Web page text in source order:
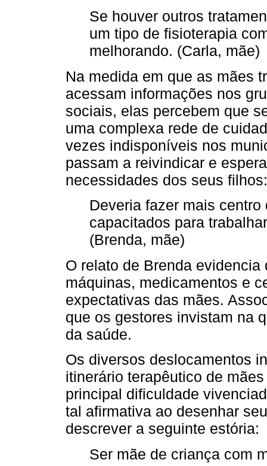
Se houver outros
um tipo de fisioterapia
melhorando. (Carla, mãe)
Na medida em que as mães
acessam informações nos
sociais, elas percebem que
uma complexa rede de
vezes indisponíveis nos
passam a reivindicar e
necessidades dos seus filhos:
Deveria fazer mais
capacitados para
(Brenda, mãe)
O relato de Brenda
máquinas, medicamentos e
expectativas das mães.
que os gestores invistam na
da saúde.
Os diversos deslocamentos
itinerário terapêutico de
principal dificuldade
tal afirmativa ao desenhar
descrever a seguinte estória:
Ser mãe de criança com